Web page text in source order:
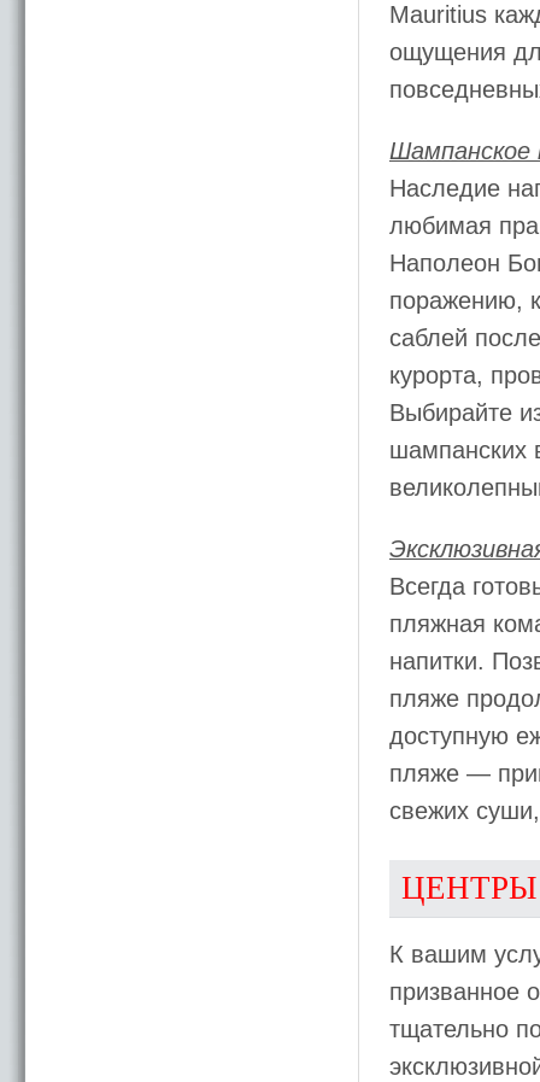
Mauritius
ощущения
Шампанское
Наследие
любимая
Наполеон
поражению,
саблей
курорта,
Выбирайте
шампанских
Всегда
пляжная
напитки.
пляже
доступную
пляже —
свежих
К вашим
призванное
тщательно